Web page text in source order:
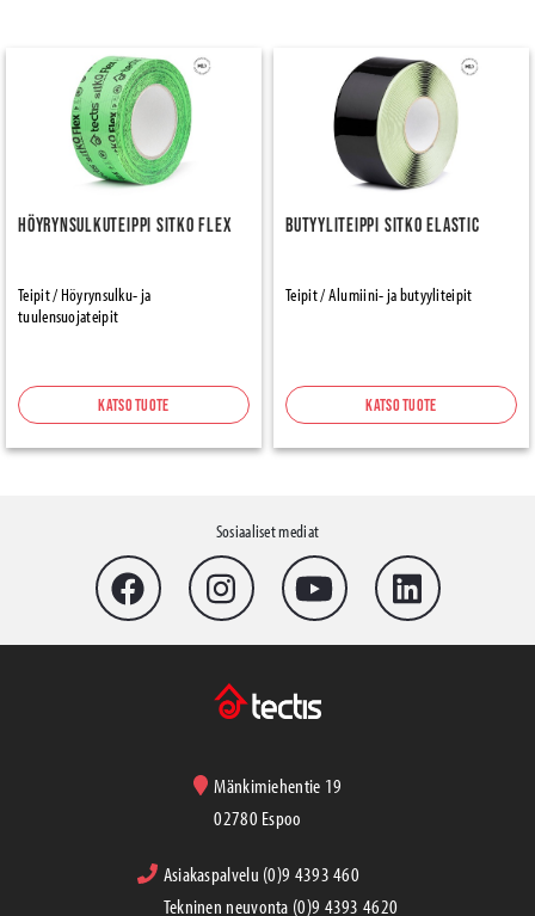
Höyrynsulkuteippi Sitko Flex
Teipit / Höyrynsulku- ja
tuulensuojateipit
Katso tuote
Butyyliteippi Sitko Elastic
Teipit / Alumiini- ja butyyliteipit
Katso tuote
Sosiaaliset mediat
Mänkimiehentie 19
02780 Espoo
Asiakaspalvelu (0)9 4393 460
Tekninen neuvonta (0)9 4393 4620